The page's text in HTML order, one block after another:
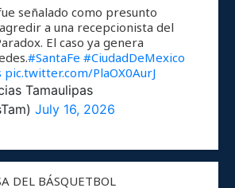
señalado como presunto
a una recepcionista del
El caso ya genera
#SantaFe #CiudadDeMexico
pic.twitter.com/PlaOX0AurJ
Tamaulipas
July 16, 2026
DEL BÁSQUETBOL